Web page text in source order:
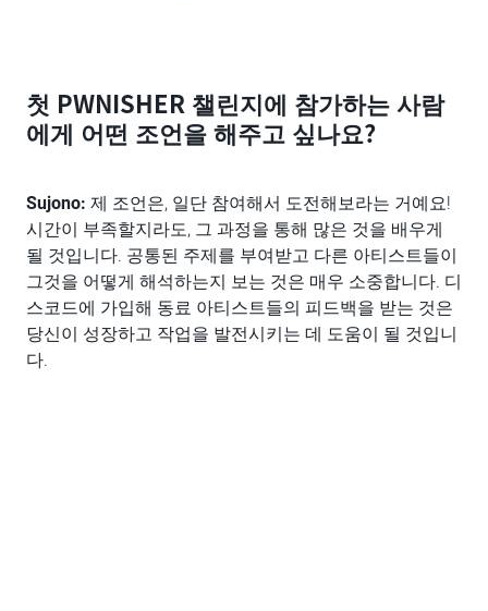
첫 PWNISHER 챌린지에 참가하는 사람
에게 어떤 조언을 해주고 싶나요?
Sujono: 제 조언은, 일단 참여해서 도전해보라는 거예요!
시간이 부족할지라도, 그 과정을 통해 많은 것을 배우게
될 것입니다. 공통된 주제를 부여받고 다른 아티스트들이
그것을 어떻게 해석하는지 보는 것은 매우 소중합니다. 디
스코드에 가입해 동료 아티스트들의 피드백을 받는 것은
당신이 성장하고 작업을 발전시키는 데 도움이 될 것입니
다.